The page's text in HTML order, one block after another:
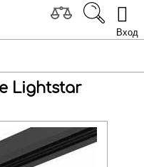
Вход
Lightstar